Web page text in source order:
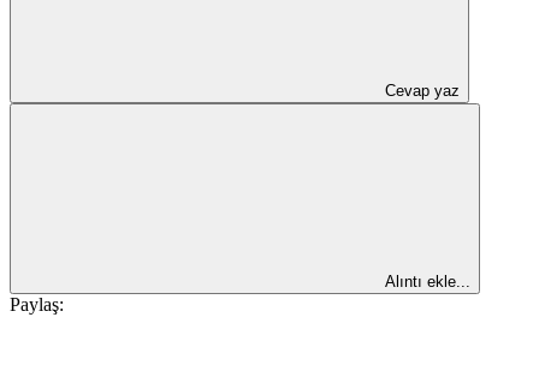
Cevap yaz
Alıntı ekle...
Paylaş: